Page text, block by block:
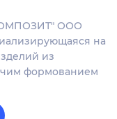
ООО
на
из
формованием